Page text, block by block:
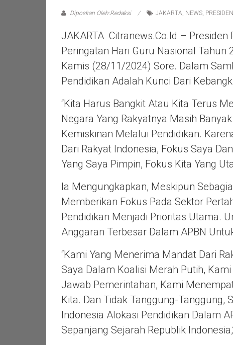
Diposkan Oleh:Redaksi JAKARTA, NEWS,
JAKARTA Citranews.co.id –
Peringatan Hari Guru Nasional Tahun
Kamis (28/11/2024) Sore. Dalam
Pendidikan Adalah Kunci Dari
“Kita Harus Bangkit Atau Kita Terus
Negara Yang Rakyatnya Masih
Kemiskinan Melalui Pendidikan.
Dari Rakyat Indonesia, Fokus Saya
Yang Saya Pimpin, Fokus Kita Yang
Ia Mengungkapkan, Meskipun
Memberikan Fokus Pada Sektor
Pendidikan Menjadi Prioritas Utama.
Anggaran Terbesar Dalam APBN
“Kami Yang Menerima Mandat Dari
Saya Dalam Koalisi Merah Putih,
Jawab Pemerintahan, Kami
Kita. Dan Tidak Tanggung-Tanggung,
Indonesia Alokasi Pendidikan Dalam
Sepanjang Sejarah Republik